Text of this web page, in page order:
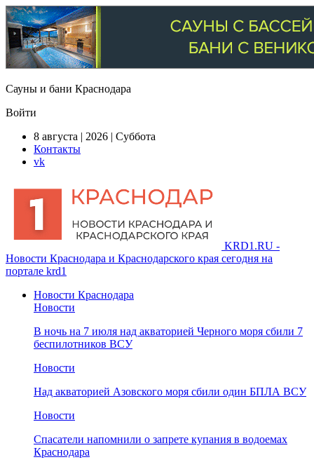
Сауны и бани Краснодара
Войти
8 августа | 2026 | Суббота
Контакты
vk
KRD1.RU -
Новости Краснодара и Краснодарского края сегодня на
портале krd1
Новости Краснодара
Новости
В ночь на 7 июля над акваторией Черного моря сбили 7
беспилотников ВСУ
Новости
Над акваторией Азовского моря сбили один БПЛА ВСУ
Новости
Спасатели напомнили о запрете купания в водоемах
Краснодара